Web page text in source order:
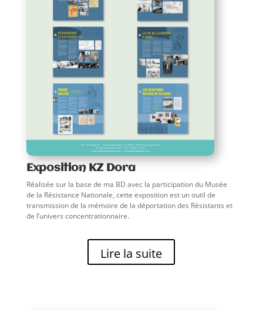
Exposition KZ Dora
Réalisée sur la base de ma BD avec la participation du Musée
de la Résistance Nationale, cette exposition est un outil de
transmission de la mémoire de la déportation des Résistants et
de l’univers concentrationnaire.
Lire la suite